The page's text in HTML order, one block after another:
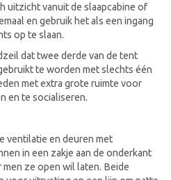
uitzicht vanuit de slaapcabine of
en gebruik het als een ingang
op te slaan.
dat twee derde van de tent
te worden met slechts één
met extra grote ruimte voor
en te socialiseren.
ventilatie en deuren met
in een zakje aan de onderkant
ze open wil laten. Beide